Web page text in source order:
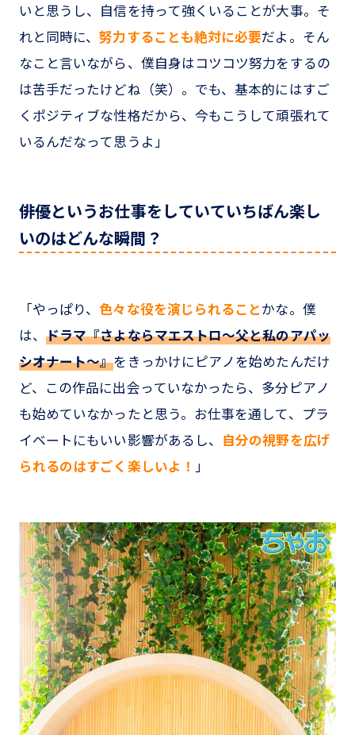
いと思うし、自信を持って強くいることが大事。そ
れと同時に、努力することも絶対に必要だよ。そん
なこと言いながら、僕自身はコツコツ努力をするの
は苦手だったけどね（笑）。でも、基本的にはすご
くポジティブな性格だから、今もこうして頑張れて
いるんだなって思うよ」
――俳優というお仕事をしていていちばん楽し
いのはどんな瞬間？
「やっぱり、 色々な役を演じられることかな。僕
は、ドラマ『さよならマエストロ～父と私のアパッ
シオナート～』をきっかけにピアノを始めたんだけ
ど、この作品に出会っていなかったら、多分ピアノ
も始めていなかったと思う。お仕事を通して、プラ
イベートにもいい影響があるし、 自分の視野を広げ
られるのはすごく楽しいよ！ 」